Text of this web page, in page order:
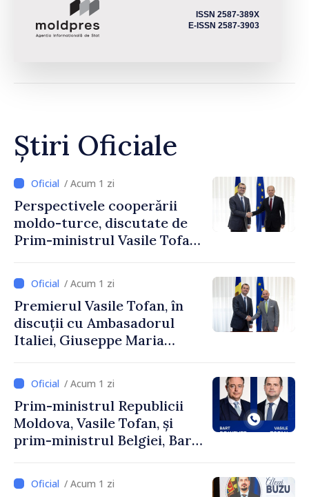
ISSN 2587-389X
E-ISSN 2587-3903
Știri Oficiale
/ Acum 1 zi
Perspectivele cooperării
moldo-turce, discutate de
Prim-ministrul Vasile Tofan
Uygar Mustafa Sertel
/ Acum 1 zi
Premierul Vasile Tofan, în
discuții cu Ambasadorul
Italiei, Giuseppe Maria
/ Acum 1 zi
Prim-ministrul Republicii
Moldova, Vasile Tofan, și
prim-ministrul Belgiei, Bart
despre parcursul european
al Republicii Moldova.
/ Acum 1 zi